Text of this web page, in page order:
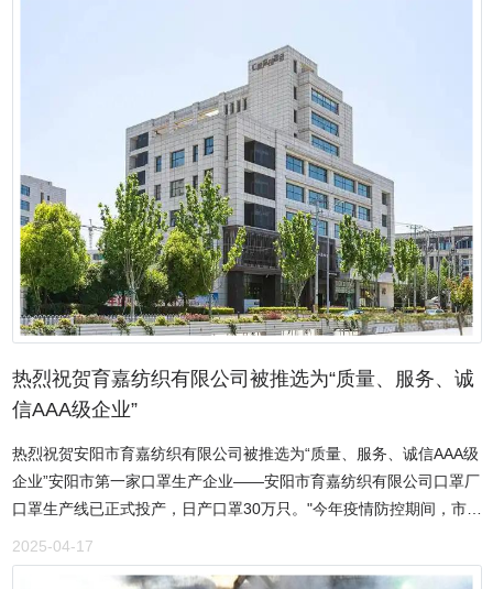
质量保证体系。主要产品：声疗、光疗、电疗、磁疗、冷疗、热疗、
蜡疗、气疗、音疗、压气疗法、按摩疗法、牵引疗法、PT运动疗法、
OT作业疗法、多功能牵引床、中药熏蒸治疗机、密闭煎药包装一体
机、语言疗法、康复评测产品及进口康复产品。公司立足“自主创新、
自主品牌”的发展战略，凭借前瞻的市场意识和综合实力，采用可靠的
生产工艺技术，不断在技术、质量、营销等方面积极探索创新，目前
共向市场推出了康复设备、牵引设备、熏蒸设备、中药制剂设备、病
房护理设备和医用耗材六大系列产品，是一家生产多功能牵引床厂
家，同时我们生产的中药熏蒸治疗机价格合理，品质良好，河南中药
密闭煎药包装一体机供应商致力打造行业内的康复理疗设备制造基
地，公司产品均为卫生部医疗建设要求配置品种。河南华康宏力医疗
器械有限公司发展迅速， 产品遍布各级医疗单位，公司于开业至今，
已获得3项产品技术生产奖项，1项产品外观奖项，中国质量诚信AAA
级荣誉证书等多项荣誉。公司遵照华康宏力宣言，以人类健康事业为
服务体系，赢得了用户的信赖。我们通过设立在行业内中心城市及代
理的分支机构，为多家医疗机构提供可靠的产品和服务。
热烈祝贺育嘉纺织有限公司被推选为“质量、服务、诚
信AAA级企业”
热烈祝贺安阳市育嘉纺织有限公司被推选为“质量、服务、诚信AAA级
企业”安阳市第一家口罩生产企业——安阳市育嘉纺织有限公司口罩厂
口罩生产线已正式投产，日产口罩30万只。"今年疫情防控期间，市民
万元，决心新建一家口罩厂，想力所能及地做一些事情，来满足大家
2025-04-17